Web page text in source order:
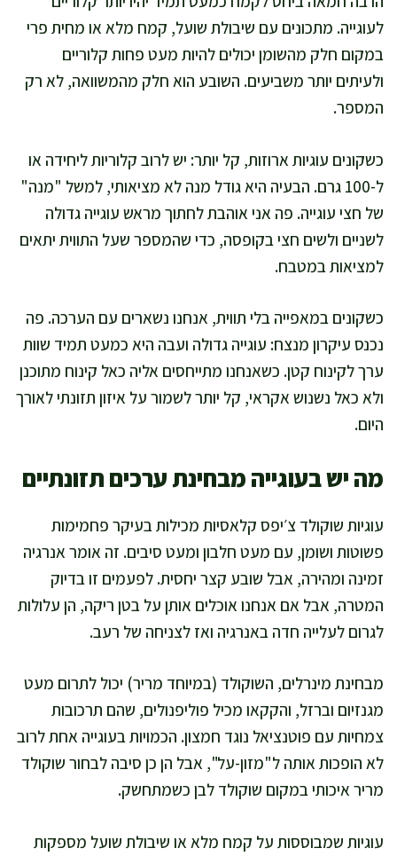
לעוגייה. מתכונים עם שיבולת שועל, קמח מלא או מחית פרי
במקום חלק מהשומן יכולים להיות מעט פחות קלוריים
ולעיתים יותר משביעים. השובע הוא חלק מהמשוואה, לא רק
המספר.
כשקונים עוגיות ארוזות, קל יותר: יש לרוב קלוריות ליחידה או
ל-100 גרם. הבעיה היא גודל מנה לא מציאותי, למשל "מנה"
של חצי עוגייה. פה אני אוהבת לחתוך מראש עוגייה גדולה
לשניים ולשים חצי בקופסה, כדי שהמספר שעל התווית יתאים
למציאות במטבח.
כשקונים במאפייה בלי תווית, אנחנו נשארים עם הערכה. פה
נכנס עיקרון מנצח: עוגייה גדולה ועבה היא כמעט תמיד שוות
ערך לקינוח קטן. כשאנחנו מתייחסים אליה כאל קינוח מתוכנן
ולא כאל נשנוש אקראי, קל יותר לשמור על איזון תזונתי לאורך
היום.
מה יש בעוגייה מבחינת ערכים תזונתיים
עוגיות שוקולד צ׳יפס קלאסיות מכילות בעיקר פחמימות
פשוטות ושומן, עם מעט חלבון ומעט סיבים. זה אומר אנרגיה
זמינה ומהירה, אבל שובע קצר יחסית. לפעמים זו בדיוק
המטרה, אבל אם אנחנו אוכלים אותן על בטן ריקה, הן עלולות
לגרום לעלייה חדה באנרגיה ואז לצניחה של רעב.
מבחינת מינרלים, השוקולד (במיוחד מריר) יכול לתרום מעט
מגנזיום וברזל, והקקאו מכיל פוליפנולים, שהם תרכובות
צמחיות עם פוטנציאל נוגד חמצון. הכמויות בעוגייה אחת לרוב
לא הופכות אותה ל"מזון-על", אבל הן כן סיבה לבחור שוקולד
מריר איכותי במקום שוקולד לבן כשמתחשק.
עוגיות שמבוססות על קמח מלא או שיבולת שועל מספקות